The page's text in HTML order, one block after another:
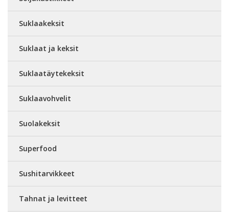
Suklaakeksit
Suklaat ja keksit
Suklaatäytekeksit
Suklaavohvelit
Suolakeksit
Superfood
Sushitarvikkeet
Tahnat ja levitteet